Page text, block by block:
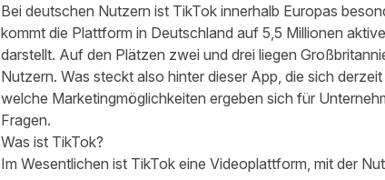
Bei deutschen Nutzern ist TikTok innerhalb Europas
kommt die Plattform in Deutschland auf 5,5 Millionen
darstellt. Auf den Plätzen zwei und drei liegen
Nutzern. Was steckt also hinter dieser App, die sich
welche Marketingmöglichkeiten ergeben sich für
Fragen.
Was ist TikTok?
Im Wesentlichen ist TikTok eine Videoplattform, mit der